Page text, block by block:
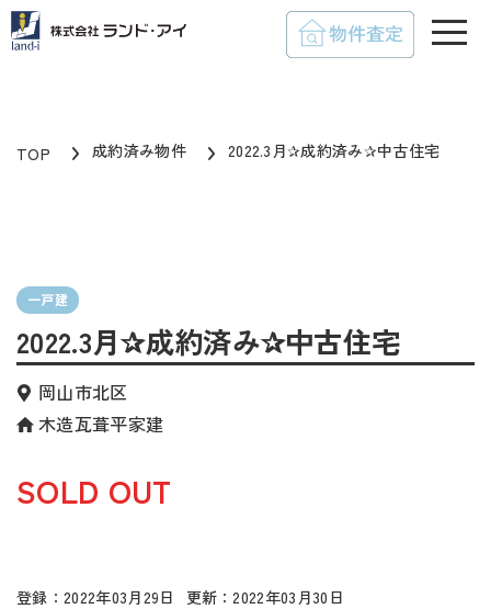
TOP 成約済み物件 2022.3月✰成約済み✰中古住宅
一戸建
2022.3月✰成約済み✰中古住宅
岡山市北区
木造瓦葺平家建
SOLD OUT
2022年03月29日 2022年03月30日